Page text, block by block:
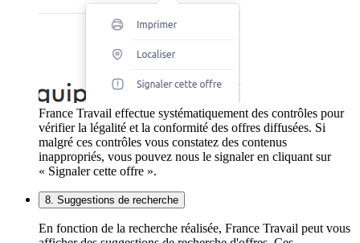
France Travail effectue systématiquement des contrôles pour
vérifier la légalité et la conformité des offres diffusées. Si
malgré ces contrôles vous constatez des contenus
inappropriés, vous pouvez nous le signaler en cliquant sur
« Signaler cette offre ».
8. Suggestions de recherche
En fonction de la recherche réalisée, France Travail peut vous